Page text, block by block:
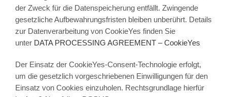
der Zweck für die Datenspeicherung entfällt. Zwingende
gesetzliche Aufbewahrungsfristen bleiben unberührt. Details
zur Datenverarbeitung von CookieYes finden Sie
unter DATA PROCESSING AGREEMENT – CookieYes
Der Einsatz der CookieYes-Consent-Technologie erfolgt,
um die gesetzlich vorgeschriebenen Einwilligungen für den
Einsatz von Cookies einzuholen. Rechtsgrundlage hierfür